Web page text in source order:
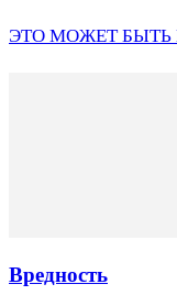
ЭТО МОЖЕТ БЫТЬ
Вредность